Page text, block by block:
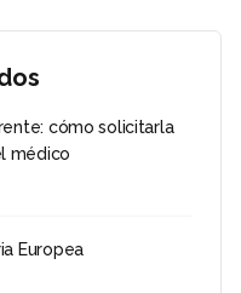
cómo solicitarla
médico
Europea